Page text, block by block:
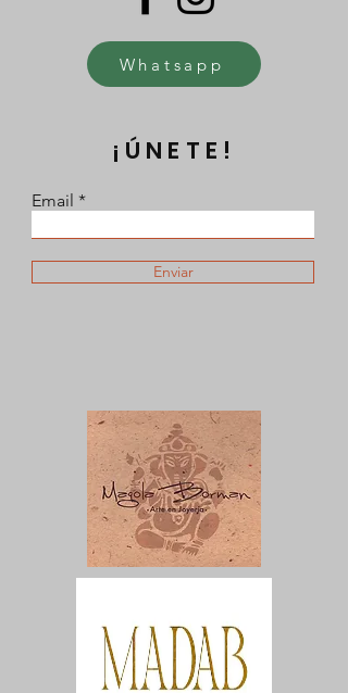
Whatsapp
¡ÚNETE!
Email
Enviar